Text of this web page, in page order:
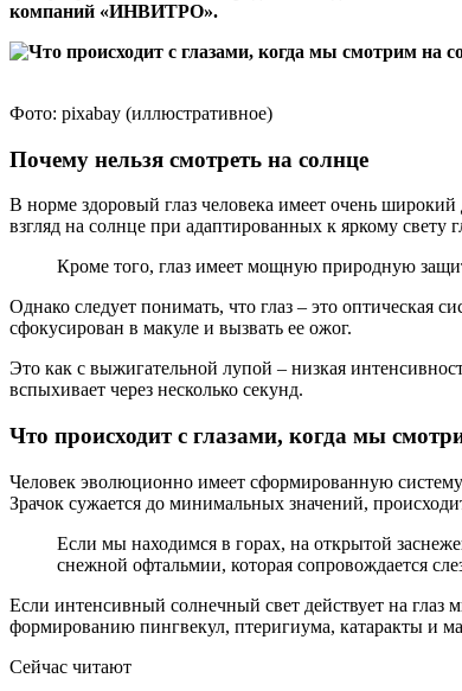
компаний «ИНВИТРО».
Фото: pixabay (иллюстративное)
Почему нельзя смотреть на солнце
В норме здоровый глаз человека имеет очень
взгляд на солнце при адаптированных к яркому свету
Кроме того, глаз имеет мощную природную
Однако следует понимать, что глаз – это оптическая
сфокусирован в макуле и вызвать ее ожог.
Это как с выжигательной лупой – низкая
вспыхивает через несколько секунд.
Что происходит с глазами, когда мы
Человек эволюционно имеет сформированную систему
Зрачок сужается до минимальных значений,
Если мы находимся в горах, на открытой
снежной офтальмии, которая сопровождается
Если интенсивный солнечный свет действует на
формированию пингвекул, птеригиума, катаракты и
Сейчас читают